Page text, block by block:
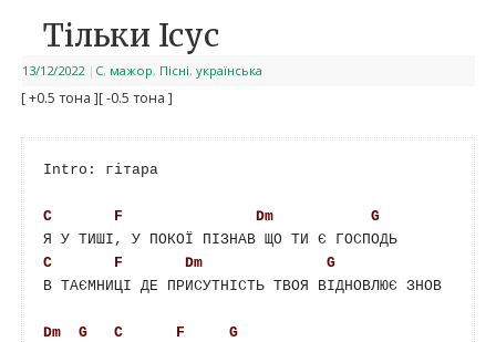
Тільки Ісус
13/12/2022 | C, мажор, Пісні, українська
[ +0.5 тона ][ -0.5 тона ]
Intro: гітара
C F Dm
G
C
F Dm
G
В ТАЄМНИЦІ ДЕ ПРИСУТНІСТЬ ТВОЯ ВІДНОВЛЮЄ ЗНОВ
Dm G C F
G